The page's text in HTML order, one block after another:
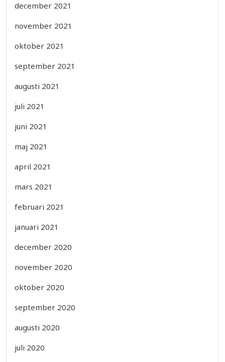
december 2021
november 2021
oktober 2021
september 2021
augusti 2021
juli 2021
juni 2021
maj 2021
april 2021
mars 2021
februari 2021
januari 2021
december 2020
november 2020
oktober 2020
september 2020
augusti 2020
juli 2020